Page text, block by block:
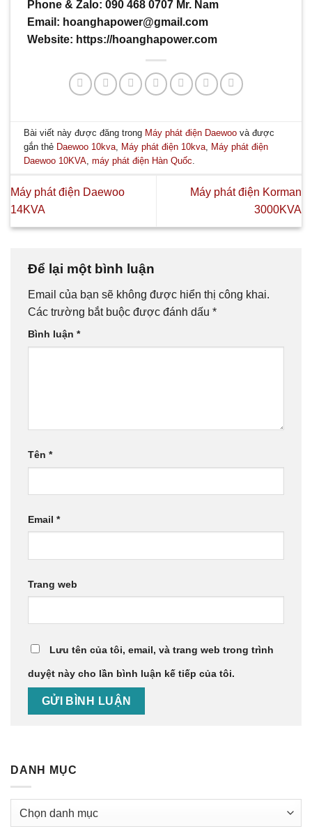
Phone & Zalo: 090 468 0707 Mr. Nam
Email: hoanghapower@gmail.com
Website: https://hoanghapower.com
Bài viết này được đăng trong Máy phát điện Daewoo và được
gắn thẻ Daewoo 10kva, Máy phát điện 10kva, Máy phát điện
Daewoo 10KVA,máy phát điện Hàn Quốc.
Máy phát điện Daewoo
14KVA
Máy phát điện Korman
3000KVA
Để lại một bình luận
Email của bạn sẽ không được hiển thị công khai.
Các trường bắt buộc được đánh dấu *
Bình luận *
Tên *
Email *
Trang web
Lưu tên của tôi, email, và trang web trong trình
duyệt này cho lần bình luận kế tiếp của tôi.
DANH MỤC
Danh